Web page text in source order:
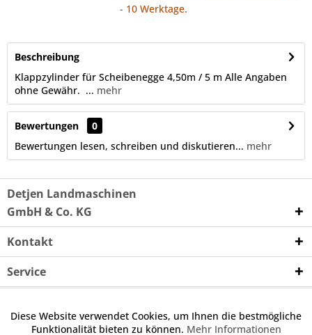
- 10 Werktage.
Beschreibung
Klappzylinder für Scheibenegge 4,50m / 5 m Alle Angaben
ohne Gewähr. ... mehr
Bewertungen
0
Bewertungen lesen, schreiben und diskutieren... mehr
Detjen Landmaschinen
GmbH & Co. KG
Kontakt
Service
Funktionale Aktiv
Diese Website verwendet Cookies, um Ihnen die bestmögliche
Funktionalität bieten zu können. Mehr Informationen